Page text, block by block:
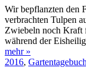
Wir bepflanzten den
verbrachten Tulpen
Zwiebeln noch Kraft
während der
mehr »
2016, Gartentagebuch